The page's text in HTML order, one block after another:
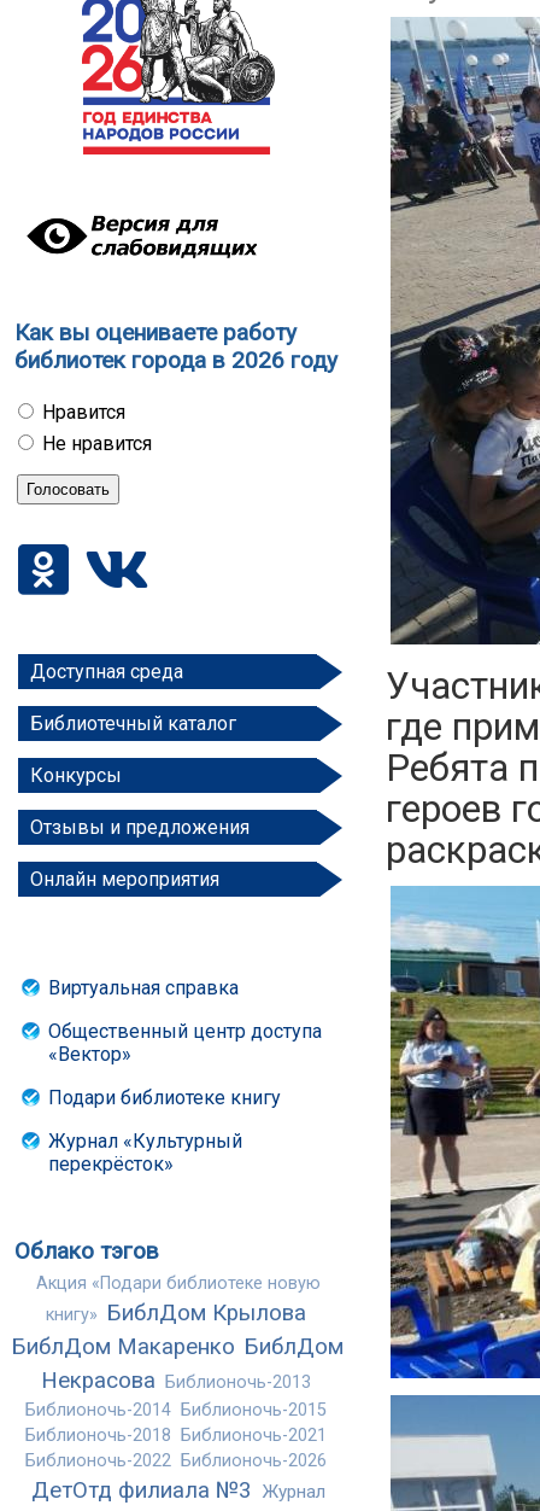
Как вы оцениваете работу
библиотек города в 2026 году
Нравится
Не нравится
Доступная среда
Библиотечный каталог
Конкурсы
Отзывы и предложения
Онлайн мероприятия
Виртуальная справка
Общественный центр доступа
«Вектор»
Подари библиотеке книгу
Журнал «Культурный
перекрёсток»
Облако тэгов
Акция «Подари библиотеке новую
книгу» БиблДом Крылова
БиблДом Макаренко БиблДом
Некрасова
Библионочь-2013
Библионочь-2014
Библионочь-2015
Библионочь-2018
Библионочь-2021
Библионочь-2022
Библионочь-2026
ДетОтд филиала №3
Журнал
где
Ребята
героев